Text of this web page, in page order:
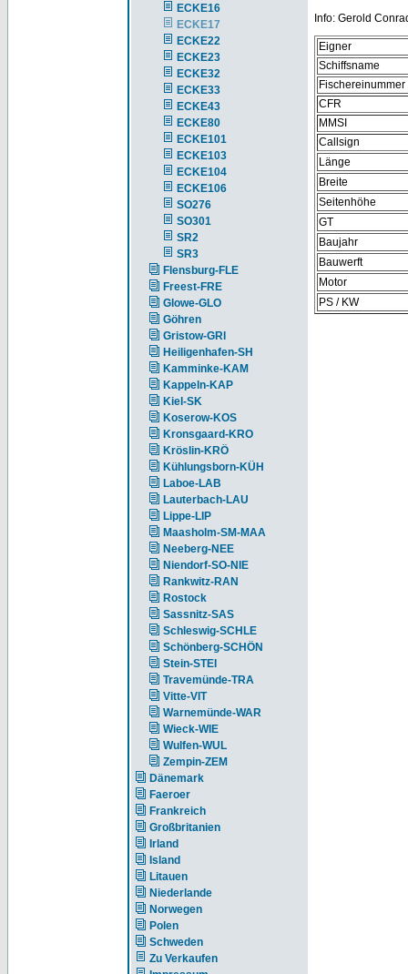
ECKE16
ECKE17
ECKE22
ECKE23
ECKE32
ECKE33
ECKE43
ECKE80
ECKE101
ECKE103
ECKE104
ECKE106
SO276
SO301
SR2
SR3
Flensburg-FLE
Freest-FRE
Glowe-GLO
Göhren
Gristow-GRI
Heiligenhafen-SH
Kamminke-KAM
Kappeln-KAP
Kiel-SK
Koserow-KOS
Kronsgaard-KRO
Kröslin-KRÖ
Kühlungsborn-KÜH
Laboe-LAB
Lauterbach-LAU
Lippe-LIP
Maasholm-SM-MAA
Neeberg-NEE
Niendorf-SO-NIE
Rankwitz-RAN
Rostock
Sassnitz-SAS
Schleswig-SCHLE
Schönberg-SCHÖN
Stein-STEI
Travemünde-TRA
Vitte-VIT
Warnemünde-WAR
Wieck-WIE
Wulfen-WUL
Zempin-ZEM
Dänemark
Faeroer
Frankreich
Großbritanien
Irland
Island
Litauen
Niederlande
Norwegen
Polen
Schweden
Zu Verkaufen
Info: Gerold
Eigner
Schiffsname
Fischereinummer
CFR
MMSI
Callsign
Länge
Breite
Seitenhöhe
GT
Baujahr
Bauwerft
Motor
PS / KW